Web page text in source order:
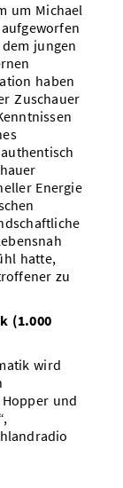
um Michael
jungen
haben
Zuschauer
Energie
hatte,
zu
(1.000
wird
und